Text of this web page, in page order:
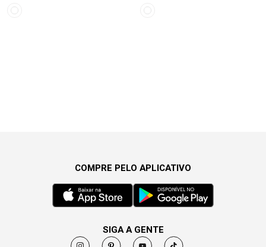
COMPRE PELO APLICATIVO
SIGA A GENTE